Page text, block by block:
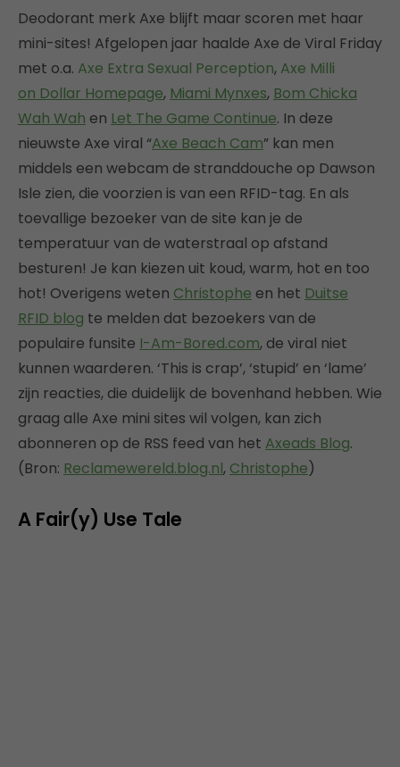
Deodorant merk Axe blijft maar scoren met haar
mini-sites! Afgelopen jaar haalde Axe de Viral Friday
met o.a. Axe Extra Sexual Perception, Axe Milli
on Dollar Homepage, Miami Mynxes, Bom Chicka
Wah Wah en Let The Game Continue. In deze
nieuwste Axe viral “Axe Beach Cam” kan men
middels een webcam de stranddouche op Dawson
Isle zien, die voorzien is van een RFID-tag. En als
toevallige bezoeker van de site kan je de
temperatuur van de waterstraal op afstand
besturen! Je kan kiezen uit koud, warm, hot en too
hot! Overigens weten Christophe en het Duitse
RFID blog te melden dat bezoekers van de
populaire funsite I-Am-Bored.com, de viral niet
kunnen waarderen. ‘This is crap’, ‘stupid’ en ‘lame’
zijn reacties, die duidelijk de bovenhand hebben. Wie
graag alle Axe mini sites wil volgen, kan zich
abonneren op de RSS feed van het Axeads Blog.
(Bron: Reclamewereld.blog.nl, Christophe)
A Fair(y) Use Tale